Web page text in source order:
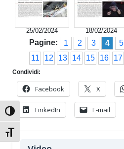
Attiva/disattiva alto contrasto
Attiva/disattiva dimensione testo
25/02/2024 18/02/2024
Pagine: 1 2 3 4 5
11
12 13 14 15 16 17
Condividi:
Facebook X
LinkedIn E-mail